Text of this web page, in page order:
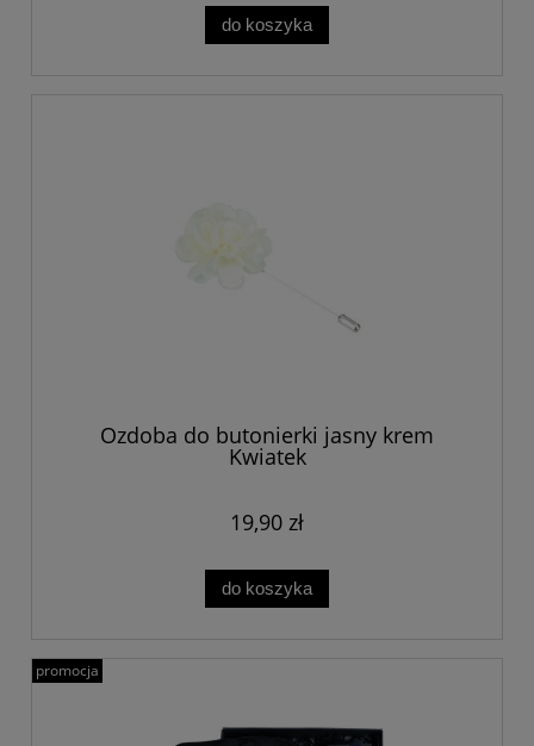
do koszyka
Ozdoba do butonierki jasny krem
Kwiatek
19,90 zł
do koszyka
promocja